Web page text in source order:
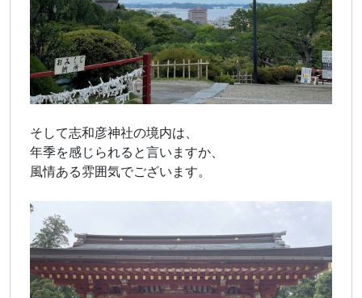
そして志和彦神社の境内は、
年季を感じられると言いますか、
風情ある雰囲気でございます。